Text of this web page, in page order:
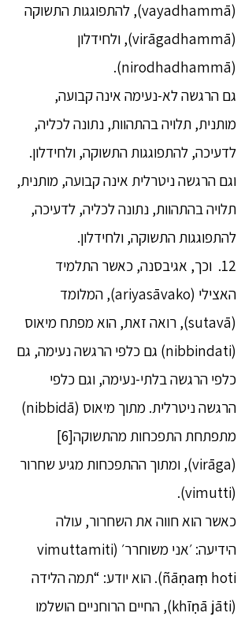
(vayadhammā), להתפוגגות התשוקה
(virāgadhammā), ולחידלון
(nirodhadhammā).
גם הרגשה לא-נעימה אינה קבועה,
מותנית, תלויה בהתהוות, נתונה לכליה,
לדעיכה, להתפוגגות התשוקה, ולחידלון.
וגם הרגשה ניטרלית אינה קבועה, מותנית,
תלויה בהתהוות, נתונה לכליה, לדעיכה,
להתפוגגות התשוקה, ולחידלון.
12. וכך, אגיבסנה, כאשר התלמיד
האצילי (ariyasāvako), המלומד
(sutavā), רואה זאת, הוא מפתח מיאוס
(nibbindati) גם כלפי הרגשה נעימה, גם
כלפי הרגשה בלתי-נעימה, וגם כלפי
הרגשה ניטרלית. מתוך מיאוס (nibbidā)
מתפתחת התפכחות מהתשוקה[6]
(virāga), ומתוך ההתפכחות מגיע שחרור
(vimutti).
כאשר הוא חווה את השחרור, עולה
הידיעה: ׳אני משוחרר׳ (vimuttamiti
ñāṇaṃ hoti). הוא יודע: “תמה הלידה
(khīṇā jāti), החיים הרוחניים הושלמו